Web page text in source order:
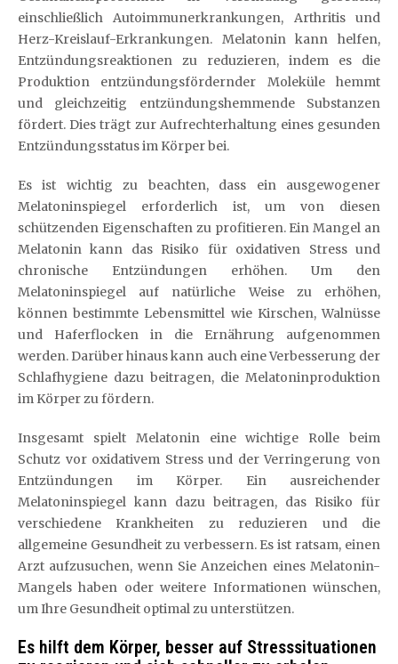
einschließlich Autoimmunerkrankungen, Arthritis und
Herz-Kreislauf-Erkrankungen. Melatonin kann helfen,
Entzündungsreaktionen zu reduzieren, indem es die
Produktion entzündungsfördernder Moleküle hemmt
und gleichzeitig entzündungshemmende Substanzen
fördert. Dies trägt zur Aufrechterhaltung eines gesunden
Entzündungsstatus im Körper bei.
Es ist wichtig zu beachten, dass ein ausgewogener
Melatoninspiegel erforderlich ist, um von diesen
schützenden Eigenschaften zu profitieren. Ein Mangel an
Melatonin kann das Risiko für oxidativen Stress und
chronische Entzündungen erhöhen. Um den
Melatoninspiegel auf natürliche Weise zu erhöhen,
können bestimmte Lebensmittel wie Kirschen, Walnüsse
und Haferflocken in die Ernährung aufgenommen
werden. Darüber hinaus kann auch eine Verbesserung der
Schlafhygiene dazu beitragen, die Melatoninproduktion
im Körper zu fördern.
Insgesamt spielt Melatonin eine wichtige Rolle beim
Schutz vor oxidativem Stress und der Verringerung von
Entzündungen im Körper. Ein ausreichender
Melatoninspiegel kann dazu beitragen, das Risiko für
verschiedene Krankheiten zu reduzieren und die
allgemeine Gesundheit zu verbessern. Es ist ratsam, einen
Arzt aufzusuchen, wenn Sie Anzeichen eines Melatonin-
Mangels haben oder weitere Informationen wünschen,
um Ihre Gesundheit optimal zu unterstützen.
Es hilft dem Körper, besser auf Stresssituationen